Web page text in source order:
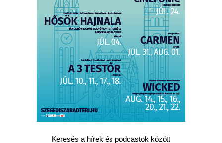
Keresés a hírek és podcastok között